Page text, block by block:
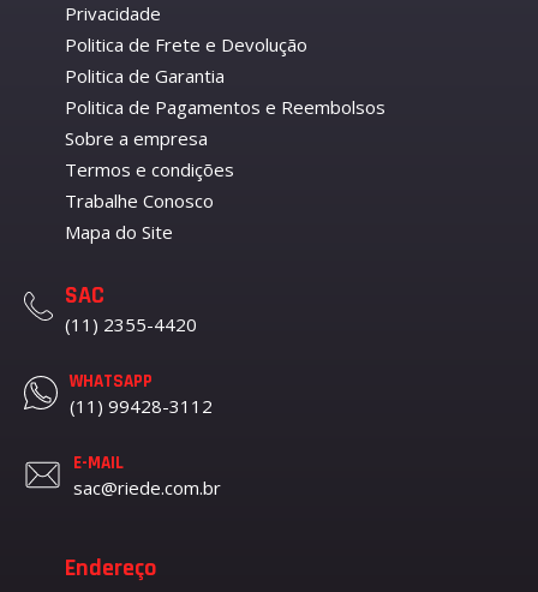
Privacidade
Politica de Frete e Devolução
Politica de Garantia
Politica de Pagamentos e Reembolsos
Sobre a empresa
Termos e condições
Trabalhe Conosco
Mapa do Site
SAC
(11) 2355-4420
WHATSAPP
(11) 99428-3112
E-MAIL
sac@riede.com.br
Endereço